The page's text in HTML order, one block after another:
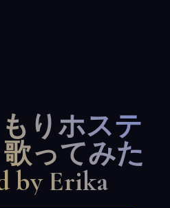
もりホステ
ってみた
by Erika